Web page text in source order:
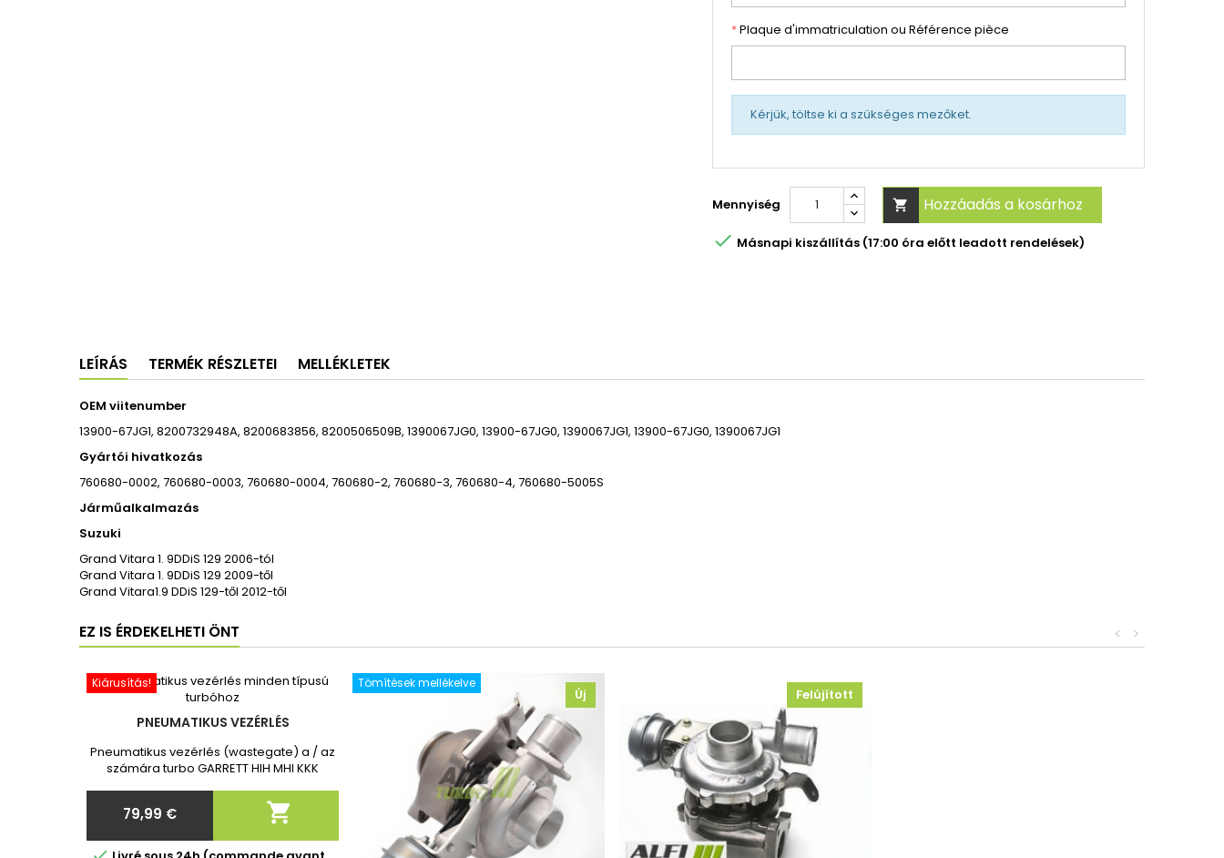
*Plaque d'immatriculation ou Référence pièce
Kérjük, töltse ki a szükséges mezőket.
Mennyiség  Hozzáadás a kosárhoz
 Másnapi kiszállítás (17:00 óra előtt leadott rendelések)
LEÍRÁS TERMÉK RÉSZLETEI MELLÉKLETEK
OEM viitenumber
13900-67JG1, 8200732948A, 8200683856, 8200506509B, 1390067JG0, 13900-67JG0, 1390067JG1, 13900-67JG0, 1390067JG1
Gyártói hivatkozás
760680-0002, 760680-0003, 760680-0004, 760680-2, 760680-3, 760680-4, 760680-5005S
Járműalkalmazás
Suzuki
Grand Vitara 1. 9DDiS 129 2006-tól
Grand Vitara 1. 9DDiS 129 2009-től
Grand Vitara1.9 DDiS 129-től 2012-től
EZ IS ÉRDEKELHETI ÖNT >
<
Kiárusítás!
PNEUMATIKUS VEZÉRLÉS
Pneumatikus vezérlés (wastegate) a / az
számára turbo GARRETT HIH MHI KKK
garanciával. Megrendelés után kérjük,
adja meg nekünk a turbó pontos
Ár
79,99 € 
Tömítések mellékelve
Új Felújított